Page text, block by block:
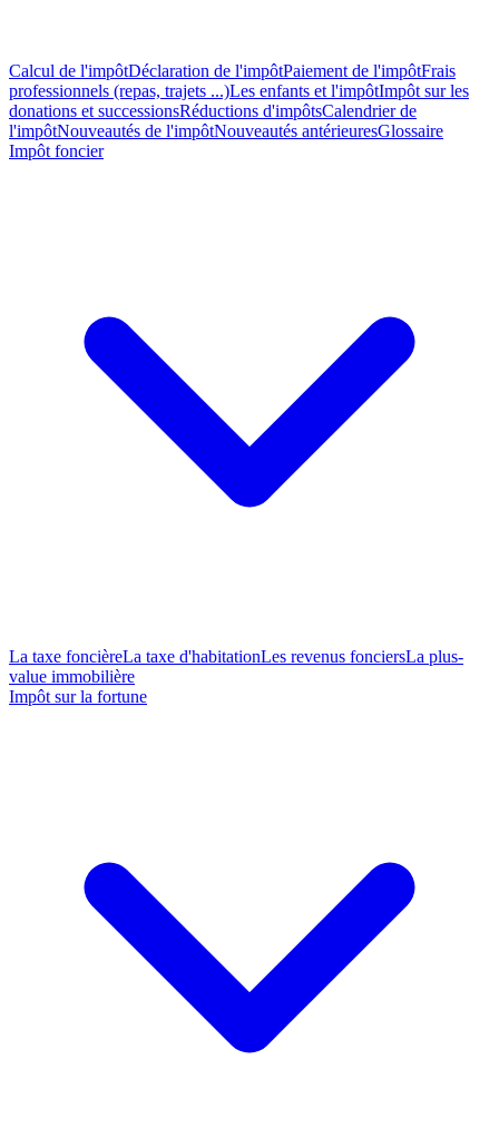
Calcul de l'impôtDéclaration de l'impôtPaiement de l'impôtFrais
professionnels (repas, trajets ...)Les enfants et l'impôtImpôt sur les
donations et successionsRéductions d'impôtsCalendrier de
l'impôtNouveautés de l'impôtNouveautés antérieuresGlossaire
Impôt foncier
La taxe foncièreLa taxe d'habitationLes revenus fonciersLa plus-
value immobilière
Impôt sur la fortune